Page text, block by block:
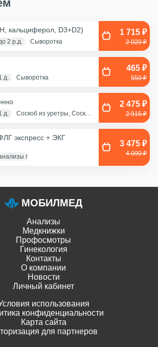
кальциферол, D3+D2)
2 р.д. Сыворотка
1 715 ₽
2 020 ₽
д. Сыворотка
465 ₽
550 ₽
д.
Соскоб из уретры, Соскоб
канал+влагалище),
2 475 ₽
2 915 ₽
экспресс + ЭКГ
по крови - 1 д., экг и флг - 1 час
3 475 ₽
4 090 ₽
МОБИЛМЕД
Анализы
Медкнижки
Профосмотры
Гинекология
Контакты
О компании
Новости
Личный кабинет
использования
конфиденциальности
Карта сайта
для партнеров